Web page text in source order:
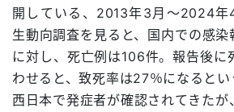
開している、2013年3月～2024年
生動向調査を見ると、国内での感
に対し、死亡例は106件。報告後に
わせると、致死率は27％になるとい
西日本で発症者が確認されてきたが